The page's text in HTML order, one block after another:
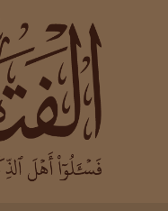
العالم
بن باز
بن